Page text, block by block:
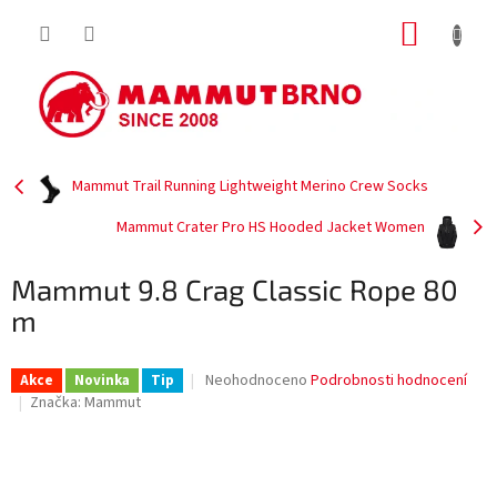
Mammut Trail Running Lightweight Merino Crew Socks
Mammut Crater Pro HS Hooded Jacket Women
Mammut 9.8 Crag Classic Rope 80
m
Akce Novinka Tip
Průměrné
Neohodnoceno Podrobnosti hodnocení
Značka: Mammut